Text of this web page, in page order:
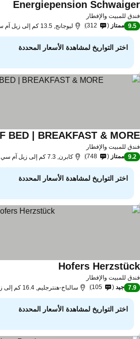
للمبيت والإفطار
Energiepension
9.5 ممتاز 312 ليوجانج, 13.5 كم إلى زيل آم سي
اختر التواريخ لمشاهدة الأسعار المحددة
للمبيت والإفطار
BED | BREAKFAST &
9.2 ممتاز 748 كابرن, 7.3 كم إلى زيل آم سي
اختر التواريخ لمشاهدة الأسعار المحددة
للمبيت والإفطار
Hofersمشاهدة الأسعار
7.9 جيد 105 سالباخ-هنترجليم, 16.4 كم إلى زيل آم سي
اختر التواريخ لمشاهدة الأسعار المحددة